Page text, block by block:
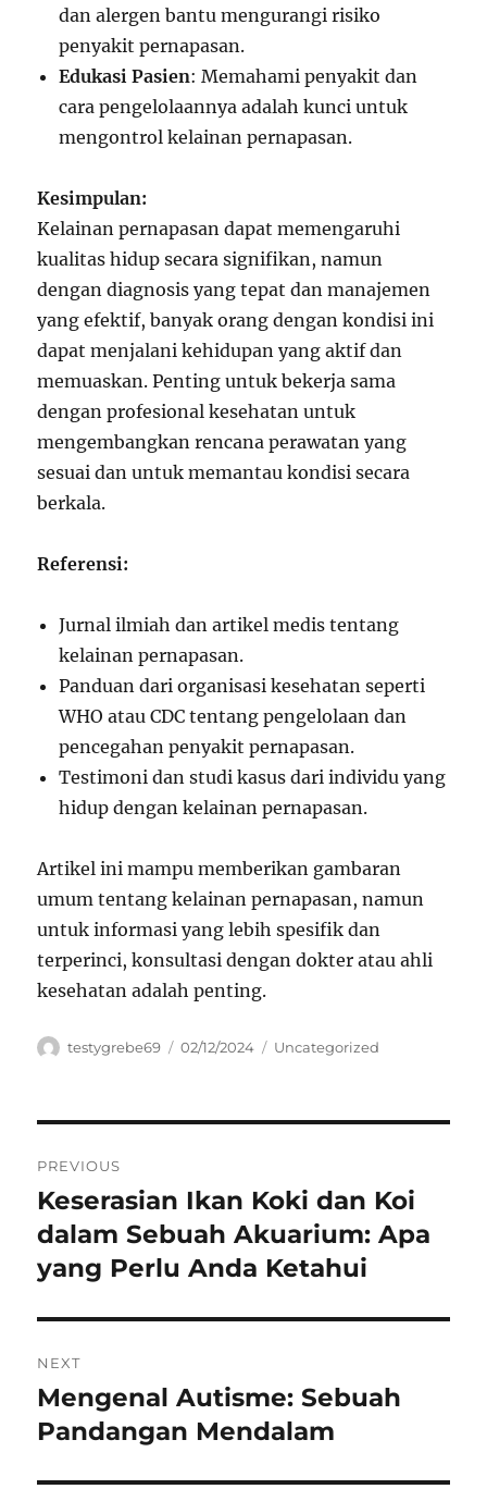
dan alergen bantu mengurangi risiko
penyakit pernapasan.
Edukasi Pasien: Memahami penyakit dan
cara pengelolaannya adalah kunci untuk
mengontrol kelainan pernapasan.
Kesimpulan:
Kelainan pernapasan dapat memengaruhi
kualitas hidup secara signifikan, namun
dengan diagnosis yang tepat dan manajemen
yang efektif, banyak orang dengan kondisi ini
dapat menjalani kehidupan yang aktif dan
memuaskan. Penting untuk bekerja sama
dengan profesional kesehatan untuk
mengembangkan rencana perawatan yang
sesuai dan untuk memantau kondisi secara
berkala.
Referensi:
Jurnal ilmiah dan artikel medis tentang
kelainan pernapasan.
Panduan dari organisasi kesehatan seperti
WHO atau CDC tentang pengelolaan dan
pencegahan penyakit pernapasan.
Testimoni dan studi kasus dari individu yang
hidup dengan kelainan pernapasan.
Artikel ini mampu memberikan gambaran
umum tentang kelainan pernapasan, namun
untuk informasi yang lebih spesifik dan
terperinci, konsultasi dengan dokter atau ahli
kesehatan adalah penting.
Author
testygrebe69
Posted
02/12/2024 Categories
Uncategorized
pos
PREVIOUS
Previous
post:
Keserasian Ikan Koki dan Koi
dalam Sebuah Akuarium: Apa
yang Perlu Anda Ketahui
NEXT
Next
post:
Mengenal Autisme: Sebuah
Pandangan Mendalam